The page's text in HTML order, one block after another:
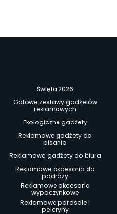
Święta 2026
Gotowe zestawy gadżetów
reklamowych
Ekologiczne gadżety
Reklamowe gadżety do
pisania
Reklamowe gadżety do biura
Reklamowe akcesoria do
podróży
Reklamowe akcesoria
wypoczynkowe
Reklamowe parasole i
peleryny